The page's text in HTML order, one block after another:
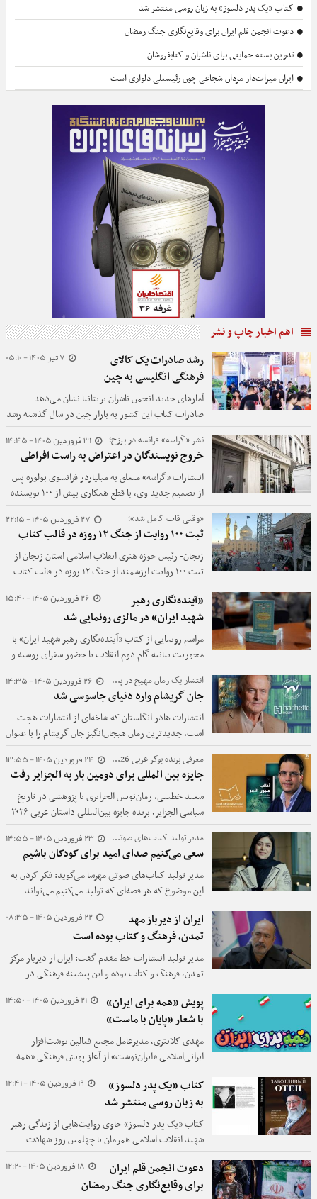
کتاب «یک پدر دلسوز» به زبان روسی منتشر شد
دعوت انجمن قلم ایران برای وقایع‌نگاری جنگ رمضان
تدوین بسته حمایتی برای ناشران و کتابفروشان
ایران میراث‌دار مردان شجاعی چون رئیسعلی دلواری است
اهم اخبار چاپ و نشر
7 تیر 1405 - 05:10
رشد صادرات یک کالای
فرهنگی انگلیسی به چین
آمارهای جدید انجمن ناشران بریتانیا نشان می‌دهد
صادرات کتاب این کشور به بازار چین در سال گذشته رشد
قابل توجهی داشته و به یکی از بالاترین سطوح خود در
سال‌های اخیر رسیده است.
31 فروردین 1405 - 14:45 نشر «گراسه» فرانسه در برزخ؛
خروج نویسندگان در اعتراض به راست افراطی
انتشارات «گراسه» متعلق به میلیاردر فرانسوی بولوره پس
از تصمیم جدید وی، با قطع همکاری بیش از ۱۰۰ نویسنده
سرشناس روبه رو شد.
27 فروردین 1405 - 22:15 «وقتی قاب کامل شد»؛
ثبت ۱۰۰ روایت از جنگ ۱۲ روزه در قالب کتاب
زنجان- رئیس حوزه هنری انقلاب اسلامی استان زنجان از
ثبت ۱۰۰ روایت ارزشمند از جنگ ۱۲ روزه در قالب کتاب
«وقتی قاب کامل شد» خبر داد.
26 فروردین 1405 - 15:40
«آینده‌نگاری رهبر
شهید ایران» در مالزی رونمایی شد
مراسم رونمایی از کتاب «آینده‌نگاری رهبر شهید ایران» با
محوریت بیانیه گام دوم انقلاب با حضور سفرای روسیه و
ونزوئلا، مشاور نخست‌وزیر مالزی در کوالالامپور برگزار
شد.
26 فروردین 1405 - 14:35 انتشار یک رمان مهیج در پاییز ۲۰۲۶؛
جان گریشام وارد دنیای جاسوسی شد
انتشارات هادر انگلستان که شاخه‌ای از انتشارات هچت
است، جدیدترین رمان هیجان‌انگیز جان گریشام را با عنوان
«توهم فرانسوی»، در سپتامبر ۲۰۲۶ منتشر می‌کند.
24 فروردین 1405 - 13:55 معرفی برنده بوکر عربی 2026؛
جایزه بین المللی برای دومین بار به الجزایر رفت
سعید خطیبی، رمان‌نویس الجزایری با پژوهشی در تاریخ
سیاسی الجزایر، برنده جایزه بین‌المللی داستان عربی ۲۰۲۶
شد.
23 فروردین 1405 - 14:55 مدیر تولید کتاب‌های صوتی:
سعی می‌کنیم صدای امید برای کودکان باشیم
مدیر تولید کتاب‌های صوتی مهرسا می‌گوید: فکر کردن به
این موضوع که هر قصه‌ای که تولید می‌کنیم می‌تواند
لحظات آرامش‌بخشی را برای کودکی به ارمغان بیاورد من
را بسیار دل‌گرم می‌کند.
22 فروردین 1405 - 08:35
ایران از دیرباز مهد
تمدن، فرهنگ و کتاب بوده است
مدیر تولید انتشارات خط مقدم گفت: ایران از دیرباز مرکز
تمدن، فرهنگ و کتاب بوده و این پیشینه فرهنگی در
جامعه امروز ایران همچنان ادامه دارد.
21 فروردین 1405 - 14:50
پویش «همه برای ایران»
با شعار «پایان با ماست»
مهدی کلانتری، مدیرعامل مجمع فعالین نوشت‌افزار
ایرانی‌اسلامی «ایران‌نوشت» از آغاز پویش فرهنگی «همه
برای ایران» با شعار «پایان با ماست» خبر داد.
19 فروردین 1405 - 12:41
کتاب «یک پدر دلسوز»
به زبان روسی منتشر شد
کتاب «یک پدر دلسوز» حاوی روایت‌هایی از زندگی رهبر
شهید انقلاب اسلامی همزمان با چهلمین روز شهادت
ایشان به زبان روسی منتشر شد.
18 فروردین 1405 - 12:20
دعوت انجمن قلم ایران
برای وقایع‌نگاری جنگ رمضان